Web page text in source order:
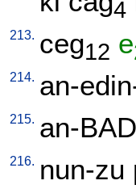
4
213. ceg12 e
214. an-
215. an-BAD
216. nun-zu